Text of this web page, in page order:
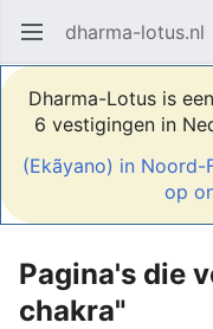
Hoofdmenu openen dharma-lotus.nl
Dharma-Lotus is
6 vestigingen in
(Ekãyano) in Noord-
op
Pagina's die
chakra"